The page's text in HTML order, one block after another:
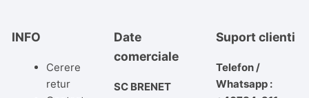
INFO
Cerere
retur
Date
comerciale
SC BRENET
Suport clienti
Telefon /
Whatsapp :